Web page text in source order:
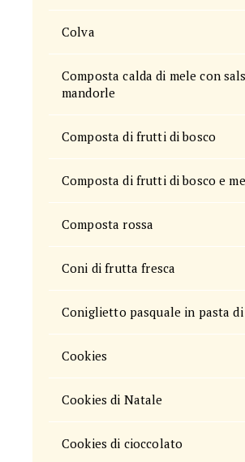
Colva
Composta calda di mele con
mandorle
Composta di frutti di bosco
Composta di frutti di bosco e
Composta rossa
Coni di frutta fresca
Coniglietto pasquale in pasta
Cookies
Cookies di Natale
Cookies di cioccolato